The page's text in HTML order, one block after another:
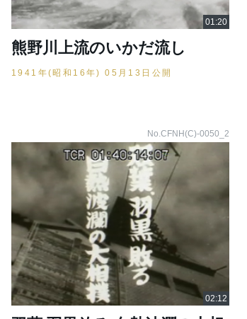
熊野川上流のいかだ流し
1941年(昭和16年) 05月13日公開
No.CFNH(C)-0050_2